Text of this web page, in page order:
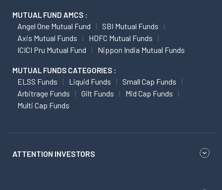
MUTUAL FUND AMCS :
Angel One Mutual Fund
SBI Mutual Funds
Axis Mutual Funds
HDFC Mutual Funds
ICICI Pru Mutual Fund
Nippon India Mutual Funds
MUTUAL FUNDS CATEGORIES :
ELSS Funds Liquid Funds
Small Cap Funds
Arbitrage Funds
Gilt Funds
Mid Cap Funds
Multi Cap Funds
ATTENTION INVESTORS